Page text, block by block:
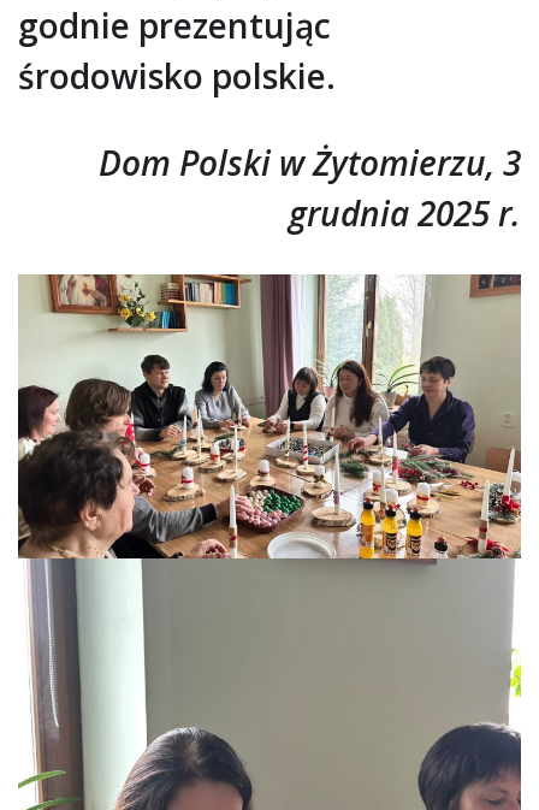
godnie prezentując
środowisko polskie.
Dom Polski w Żytomierzu, 3
grudnia 2025 r.